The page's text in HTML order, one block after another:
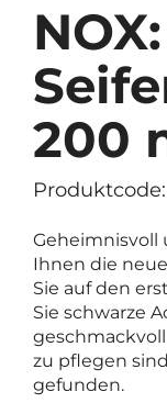
NOX:
200
Geheimnisvoll
Ihnen die
Sie auf den
Sie schwarze
zu pflegen
gefunden.